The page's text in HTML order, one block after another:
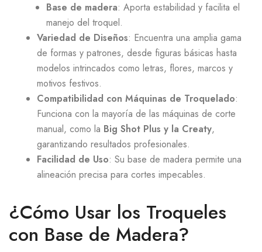
Base de madera: Aporta estabilidad y facilita el
manejo del troquel.
Variedad de Diseños: Encuentra una amplia gama
de formas y patrones, desde figuras básicas hasta
modelos intrincados como letras, flores, marcos y
motivos festivos.
Compatibilidad con Máquinas de Troquelado:
Funciona con la mayoría de las máquinas de corte
manual, como la Big Shot Plus y la Creaty,
garantizando resultados profesionales.
Facilidad de Uso: Su base de madera permite una
alineación precisa para cortes impecables.
¿Cómo Usar los Troqueles
con Base de Madera?